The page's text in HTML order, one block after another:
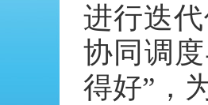
进行迭
协同调
得好”，